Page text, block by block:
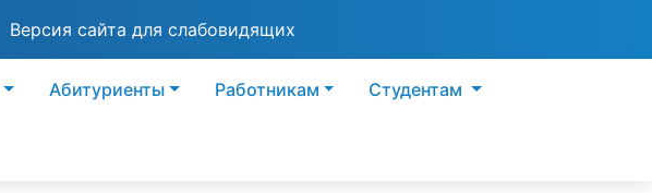
Версия сайта для слабовидящих
Абитуриенты Работникам Студентам